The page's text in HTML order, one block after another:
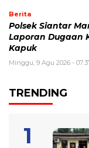
Berita
Polsek Siantar
Laporan Dugaan
Kapuk
Minggu, 9 Agu 2026 -
TRENDING